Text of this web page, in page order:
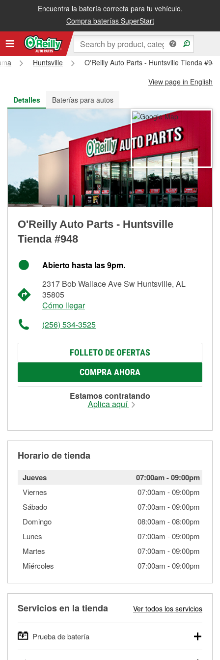
Encuentra la batería correcta para tu vehículo.
Compra baterías SuperStart
Recibe tu orden gratis al día siguiente o recógela en la tienda
Huntsville
O'Reilly Auto Parts - Huntsville Tienda #948
View page in English
Detalles
Baterías para autos
O'Reilly Auto Parts - Huntsville
Tienda #948
Abierto hasta las 9pm.
2317 Bob Wallace Ave Sw Huntsville, AL
35805
Cómo llegar
(256) 534-3525
FOLLETO DE OFERTAS
COMPRA AHORA
Estamos contratando
Aplica aquí
Horario de tienda
Jueves 07:00am-09:00pm
Viernes 07:00am -09:00pm
Sábado
07:00am -09:00pm
Domingo
08:00am -08:00pm
Lunes
07:00am -09:00pm
Martes
07:00am -09:00pm
Miércoles
07:00am -09:00pm
Servicios en la tienda Ver todos los servicios
Prueba de batería